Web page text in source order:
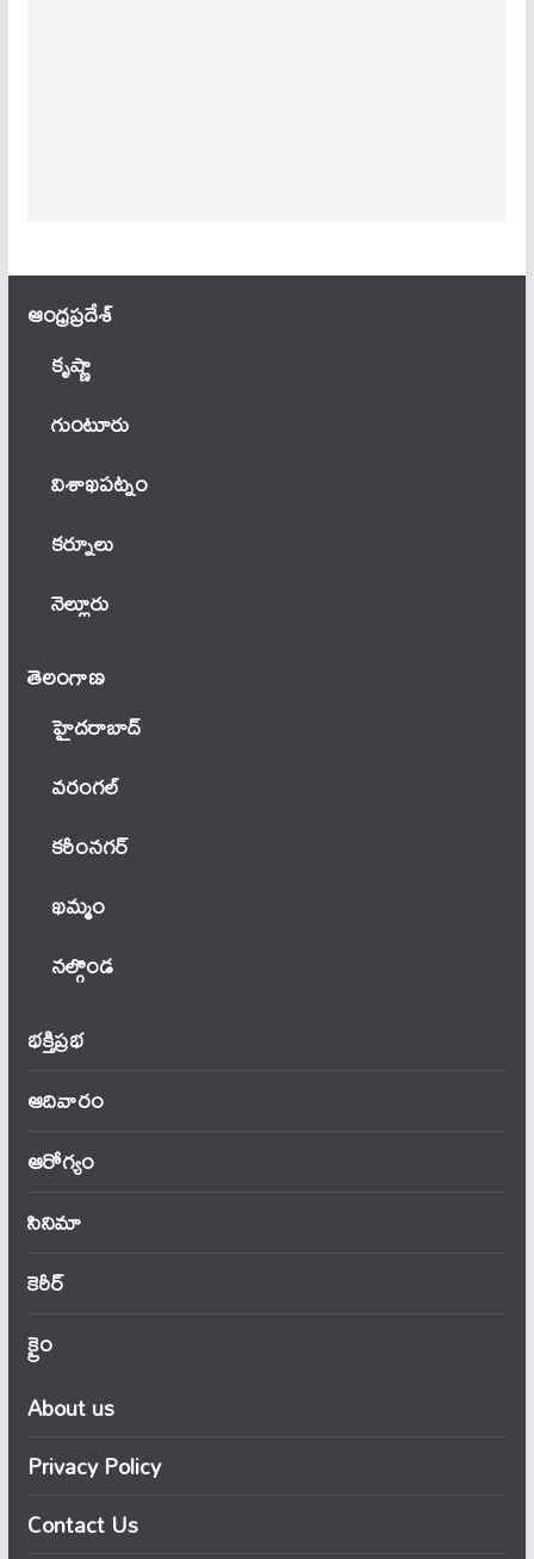
ఆంధ్ర‌ప్ర‌దేశ్
కృష్ణా
గుంటూరు
విశాఖపట్నం
కర్నూలు
నెల్లూరు
తెలంగాణ‌
హైదరాబాద్
వ‌రంగ‌ల్
కరీంనగర్
ఖ‌మ్మం
నల్గొండ
భక్తిప్రభ
ఆదివారం
ఆరోగ్యం
సినిమా
కెరీర్
క్రైం
About us
Privacy Policy
Contact Us